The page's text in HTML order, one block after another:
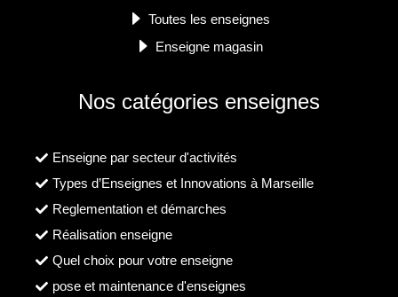
Toutes les enseignes
Enseigne magasin
Nos catégories enseignes
Enseigne par secteur d'activités
Types d’Enseignes et Innovations à Marseille
Reglementation et démarches
Réalisation enseigne
Quel choix pour votre enseigne
pose et maintenance d'enseignes